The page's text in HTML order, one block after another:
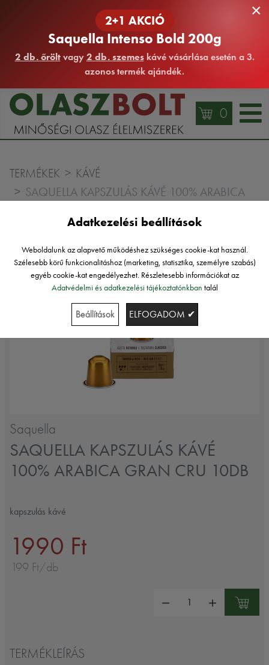
×
2+1 AKCIÓ
Saquella Intenso Bold 200g
2 db. őröltvagy 2 db. szemeskávé vásárlása esetén a 3.
azonos termék ajándék.
0
TERMÉKEK KÁVÉ
SAQUELLA KAPSZULÁS KÁVÉ 100% ARABICA
Saquella
SAQUELLA KAPSZULÁS KÁVÉ
100% ARABICA GRAN CRU 10DB
kapszulás kávé
1990 Ft
199 Ft/db
TERMÉKLEÍRÁS
Adatkezelési beállítások
Weboldalunk az alapvető működéshez szükséges cookie-kat használ.
Szélesebb körű funkcionalitáshoz (marketing, statisztika, személyre szabás)
egyéb cookie-kat engedélyezhet. Részletesebb információkat az
Adatvédelmi és adatkezelési tájékoztatónkban talál
Beállítások ELFOGADOM ✔